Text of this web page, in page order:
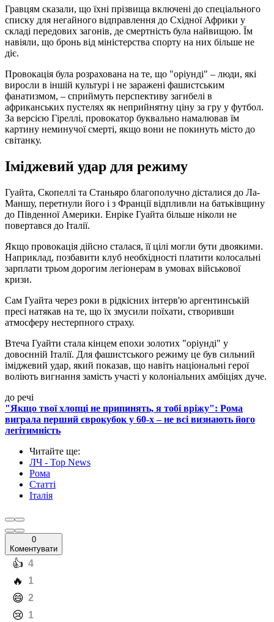
Гравцям сказали, що їхні прізвища включені до спеціального
списку для негайного відправлення до Східної Африки у
складі передових загонів, де смертність була найвищою. Їм
навіяли, що бронь від міністерства спорту на них більше не
діє.
Провокація була розрахована на те, що "оріунді" – люди, які
виросли в іншій культурі і не заражені фашистським
фанатизмом, – сприймуть перспективу загибелі в
африканських пустелях як неприйнятну ціну за гру у футбол.
За версією Гіреллі, провокатор буквально намалював їм
картину неминучої смерті, якщо вони не покинуть місто до
світанку.
Іміджевий удар для режиму
Гуайта, Скопеллі та Станьяро благополучно дісталися до Ла-
Маншу, перетнули його і з Франції відпливли на батьківщину
до Південної Америки. Енріке Гуайта більше ніколи не
повертався до Італії.
Якщо провокація дійсно сталася, її цілі могли бути двоякими.
Наприклад, позбавити клуб необхідності платити колосальні
зарплати трьом дорогим легіонерам в умовах військової
кризи.
Сам Гуайта через роки в рідкісних інтерв'ю аргентинській
пресі натякав на те, що їх змусили поїхати, створивши
атмосферу нестерпного страху.
Втеча Гуайти стала кінцем епохи золотих "оріунді" у
довоєнній Італії. Для фашистського режиму це був сильний
іміджевий удар, який показав, що навіть національні герої
воліють вигнання замість участі у колоніальних амбіціях дуче.
до речі
"Якщо твої хлопці не припинять, я тобі вріжу": Рома
виграла перший єврокубок у 60-х – не всі визнають його
легітимність
Читайте ще:
ЛЧ - Top News
Рома
Статті
Італія
0
Коментувати
️👍 4
️🔥 1
️😄 2
️😢 1